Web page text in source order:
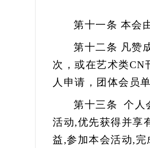
第十一条 本会
第十二条 凡赞
次，或在艺术类CN
人申请，团体会员
第十三条
个人
活动,优先获得并享
益,参加本会活动,完